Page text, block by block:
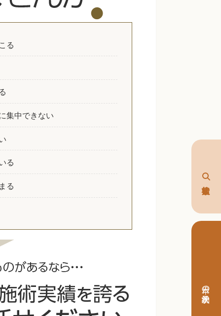
本日の予約状況
る
集中できない
る
る